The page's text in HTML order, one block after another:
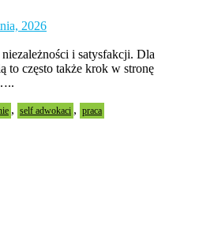
2026
i satysfakcji. Dla
to często także krok w stronę
, self adwokaci , praca